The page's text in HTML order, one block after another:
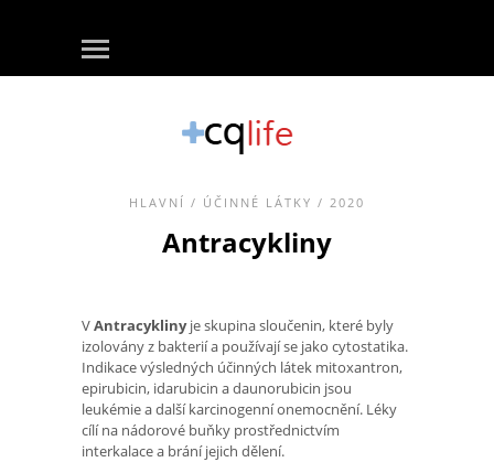
HLAVNÍ / ÚČINNÉ LÁTKY / 2020
Antracykliny
VAntracyklinyje skupina sloučenin, které byly
izolovány z bakterií a používají se jako cytostatika.
Indikace výsledných účinných látek mitoxantron,
epirubicin, idarubicin a daunorubicin jsou
leukémie a další karcinogenní onemocnění. Léky
cílí na nádorové buňky prostřednictvím
interkalace a brání jejich dělení.